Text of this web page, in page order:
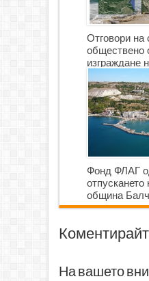
Отговори на
обществено
ГОЛФ И
Фонд ФЛАГ
отпускането
община
На вашето